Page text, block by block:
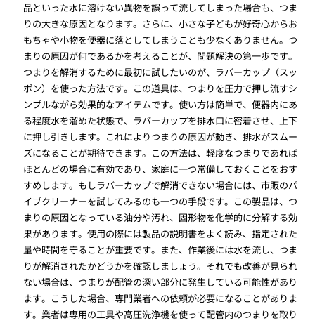
品といった水に溶けない異物を誤って流してしまった場合も、つま
りの大きな原因となります。さらに、小さな子どもが好奇心からお
もちゃや小物を便器に落としてしまうことも少なくありません。つ
まりの原因が何であるかを考えることが、問題解決の第一歩です。
つまりを解消するために最初に試したいのが、ラバーカップ（スッ
ポン）を使った方法です。この道具は、つまりを圧力で押し流すシ
ンプルながら効果的なアイテムです。使い方は簡単で、便器内にあ
る程度水を溜めた状態で、ラバーカップを排水口に密着させ、上下
に押し引きします。これによりつまりの原因が動き、排水がスムー
ズになることが期待できます。この方法は、軽度なつまりであれば
ほとんどの場合に有効であり、家庭に一つ常備しておくことをおす
すめします。もしラバーカップで解消できない場合には、市販のパ
イプクリーナーを試してみるのも一つの手段です。この製品は、つ
まりの原因となっている油分や汚れ、固形物を化学的に分解する効
果があります。使用の際には製品の説明書をよく読み、指定された
量や時間を守ることが重要です。また、作業後には水を流し、つま
りが解消されたかどうかを確認しましょう。それでも改善が見られ
ない場合は、つまりが配管の深い部分に発生している可能性があり
ます。こうした場合、専門業者への依頼が必要になることがありま
す。業者は専用の工具や高圧洗浄機を使って配管内のつまりを取り